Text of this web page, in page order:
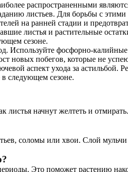
распространенными
листьев. Для борьбы с
на ранней стадии и
листья и растительные
сезоне.
Используйте фосфорно-
новых побегов, которые не
аспект ухода за
в следующем сезоне.
листья начнут желтеть и
соломы или хвои. Слой
Это поможет растению